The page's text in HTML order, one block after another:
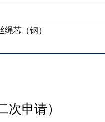
芯（钢）
申请）